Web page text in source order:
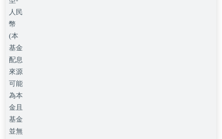
人民
幣
(本
基金
配息
來源
可能
為本
金且
基金
並無